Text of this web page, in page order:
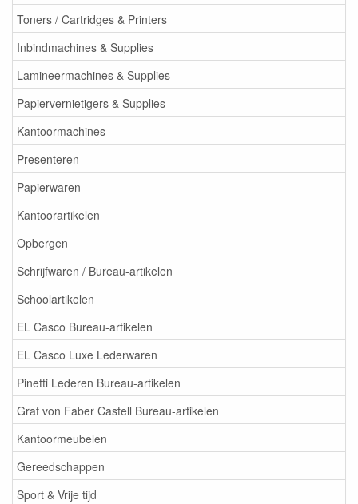
Toners / Cartridges & Printers
Inbindmachines & Supplies
Lamineermachines & Supplies
Papiervernietigers & Supplies
Kantoormachines
Presenteren
Papierwaren
Kantoorartikelen
Opbergen
Schrijfwaren / Bureau-artikelen
Schoolartikelen
EL Casco Bureau-artikelen
EL Casco Luxe Lederwaren
Pinetti Lederen Bureau-artikelen
Graf von Faber Castell Bureau-artikelen
Kantoormeubelen
Gereedschappen
Sport & Vrije tijd